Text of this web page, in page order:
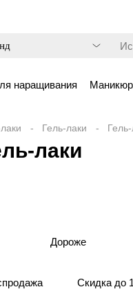
наращивания
Гель-лаки
лаки
Дороже
Скидка до